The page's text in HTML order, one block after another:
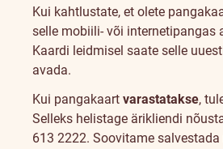
Kui kahtlustate, et olete
selle mobiili- või internetipangas
Kaardi leidmisel saate selle
avada.
Kui pangakaart varastatakse,
Selleks helistage ärikliendi
613 2222. Soovitame salvestada